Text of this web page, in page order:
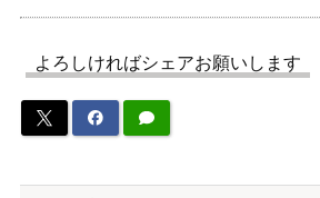
よろしければシェアお願いします